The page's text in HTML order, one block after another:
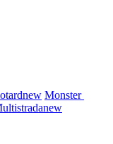
new Monster
new